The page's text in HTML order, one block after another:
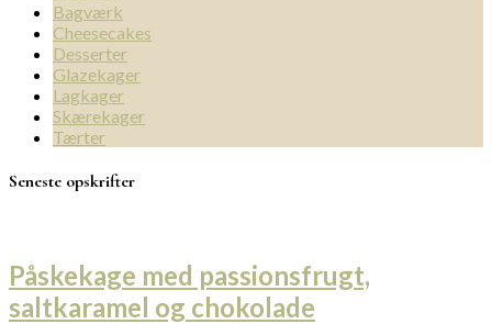
Bagværk
Cheesecakes
Desserter
Glazekager
Lagkager
Skærekager
Tærter
Seneste opskrifter
Påskekage med passionsfrugt,
saltkaramel og chokolade